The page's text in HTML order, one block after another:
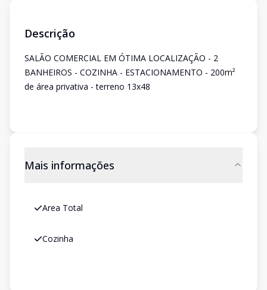
Descrição
SALÃO COMERCIAL EM ÓTIMA LOCALIZAÇÃO - 2
BANHEIROS - COZINHA - ESTACIONAMENTO - 200m²
de área privativa - terreno 13x48
Mais informações
Area Total
Cozinha